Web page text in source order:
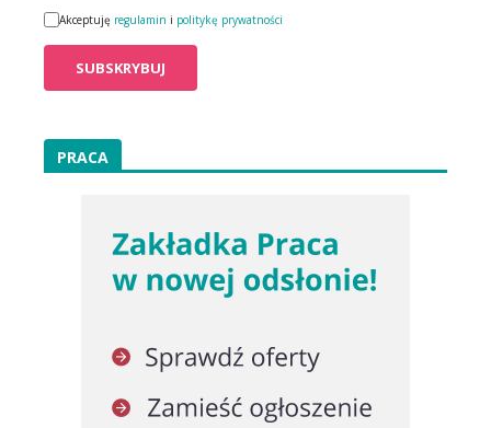
Akceptuję regulamin i politykę prywatności
PRACA